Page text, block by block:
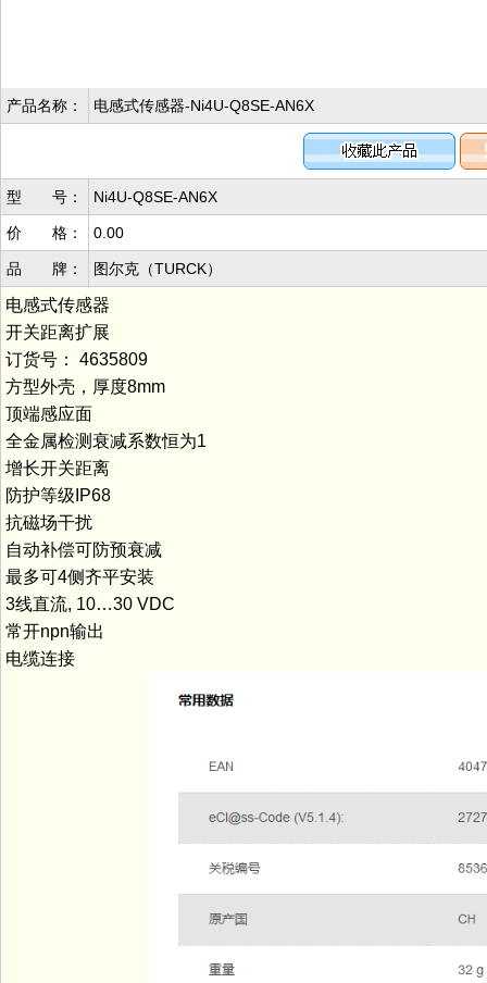
产品名称： 电感式传感器-Ni4U-Q8SE-AN6X
型 号： Ni4U-Q8SE-AN6X
价 格： 0.00
品 牌： 图尔克（TURCK）
电感式传感器
开关距离扩展
订货号： 4635809
方型外壳，厚度8mm
顶端感应面
全金属检测衰减系数恒为1
增长开关距离
防护等级IP68
抗磁场干扰
自动补偿可防预衰减
最多可4侧齐平安装
3线直流, 10…30 VDC
常开npn输出
电缆连接